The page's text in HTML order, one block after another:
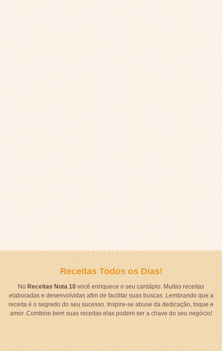
Receitas Todos os Dias!
No Receitas Nota 10você enriquece o seu cardápio. Muitas receitas
elaboradas e desenvolvidas afim de facilitar suas buscas. Lembrando que a
receita é o segredo do seu sucesso. Inspire-se abuse da dedicação, toque e
amor. Combine bem suas receitas elas podem ser a chave do seu negócio!